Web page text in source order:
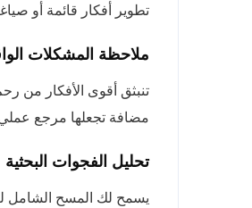
تطوير أفكار قائمة أو
ملاحظة المشكلات
تنبثق أقوى الأفكار من
مضافة تجعلها مرجع
تحليل الفجوات البحثية
يسمح لك المسح الشامل